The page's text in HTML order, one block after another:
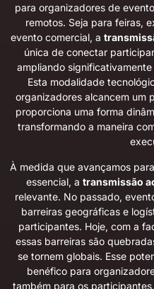
para organizadores de
remotos. Seja para feiras,
evento comercial, a
única de conectar
ampliando
Esta modalidade
organizadores alcancem um
proporciona uma forma
transformando a maneira
À medida que avançamos
essencial, a transmissão
relevante. No passado,
barreiras geográficas e
participantes. Hoje, com a
essas barreiras são
se tornem globais. Esse
benéfico para
também para os